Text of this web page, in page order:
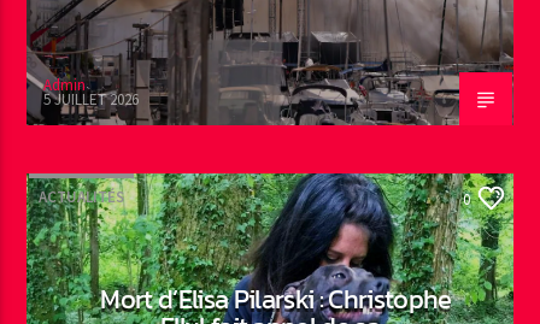
Admin
5 JUILLET 2026
ACTUALITÉS 0
Mort d’Elisa Pilarski : Christophe